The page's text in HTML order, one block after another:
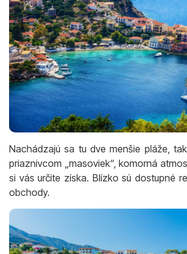
Nachádzajú sa tu dve menšie pláže,
priaznivcom „masoviek“, komorná
si vás určite získa. Blízko sú dostupné
obchody.